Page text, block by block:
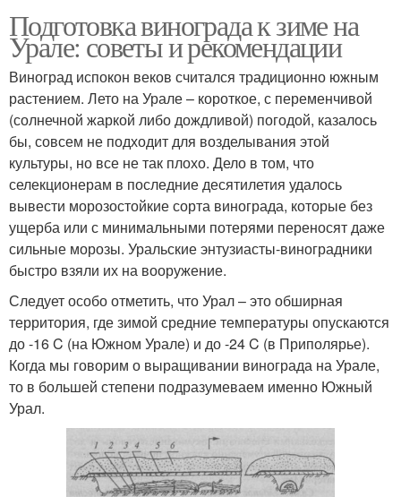
Подготовка винограда к зиме на
Урале: советы и рекомендации
Виноград испокон веков считался традиционно южным
растением. Лето на Урале – короткое, с переменчивой
(солнечной жаркой либо дождливой) погодой, казалось
бы, совсем не подходит для возделывания этой
культуры, но все не так плохо. Дело в том, что
селекционерам в последние десятилетия удалось
вывести морозостойкие сорта винограда, которые без
ущерба или с минимальными потерями переносят даже
сильные морозы. Уральские энтузиасты-виноградники
быстро взяли их на вооружение.
Следует особо отметить, что Урал – это обширная
территория, где зимой средние температуры опускаются
до -16 C (на Южном Урале) и до -24 C (в Приполярье).
Когда мы говорим о выращивании винограда на Урале,
то в большей степени подразумеваем именно Южный
Урал.